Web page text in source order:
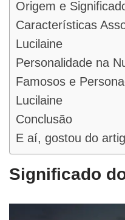
Origem e
Características
Lucilaine
Personalidade na
Famosos e
Lucilaine
Conclusão
E aí, gostou do
Significado